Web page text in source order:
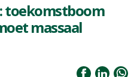
toekomstboom
massaal